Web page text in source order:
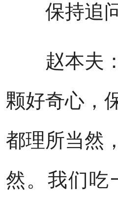
保持追问
赵本夫：
颗好奇心，
都理所当然
然。我们吃